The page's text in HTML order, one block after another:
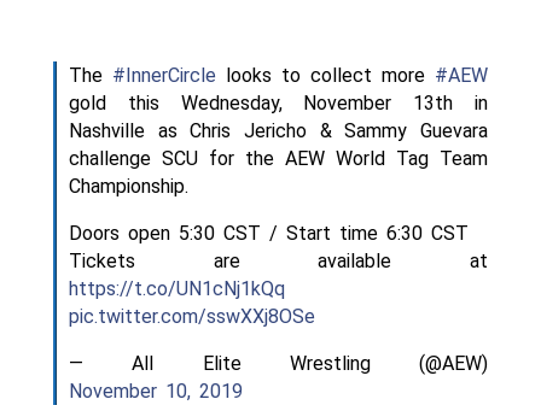
The #InnerCircle looks to collect more #AEW
gold this Wednesday, November 13th in
Nashville as Chris Jericho & Sammy Guevara
challenge SCU for the AEW World Tag Team
Championship.
Doors open 5:30 CST / Start time 6:30 CST
Tickets are available at
https://t.co/UN1cNj1kQq
pic.twitter.com/sswXXj8OSe
— All Elite Wrestling (@AEW)
November 10, 2019